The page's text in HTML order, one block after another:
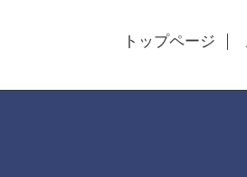
トップページ